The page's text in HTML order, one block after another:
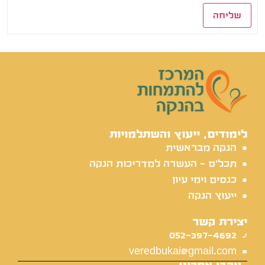
שליחה
לימודים, ייעוץ והשתלמויות
הנקה מבראשית
תכל'ס - העשרה למדריכות הנקה
כנסים וימי עיון
ייעוץ הנקה
יצירת קשר
052-397-4692
veredbukai@gmail.com